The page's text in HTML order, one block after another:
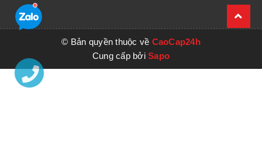
© Bản quyền thuộc về CaoCap24h
Cung cấp bởiSapo